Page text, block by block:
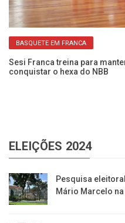
BASQUETE EM FRANCA
Sesi Franca treina para
conquistar o hexa do NBB
ELEIÇÕES 2024
Pesquisa
Mário Marcelo